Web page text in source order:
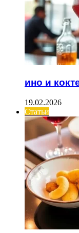
ино и
19.02.2026
Статьи